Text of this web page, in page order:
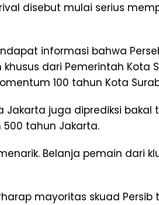
disebut mulai serius
informasi bahwa
dari Pemerintah Kota
100 tahun Kota
Jakarta juga diprediksi
tahun Jakarta.
Belanja pemain dari
mayoritas skuad